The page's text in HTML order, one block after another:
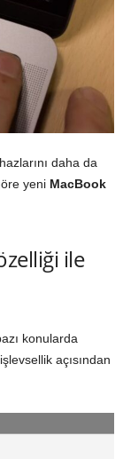
daha da
yeni MacBook
ile
konularda
açısından